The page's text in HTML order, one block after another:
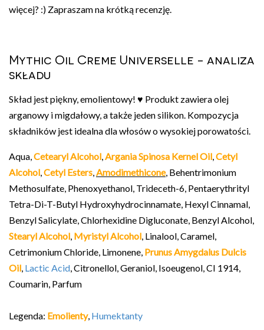
więcej? :) Zapraszam na krótką recenzję.
Mythic Oil Creme Universelle - analiza
składu
Skład jest piękny, emolientowy! ♥ Produkt zawiera olej
arganowy i migdałowy, a także jeden silikon. Kompozycja
składników jest idealna dla włosów o wysokiej porowatości.
Aqua,Cetearyl Alcohol,Argania Spinosa Kernel Oil,Cetyl
Alcohol,Cetyl Esters,Amodimethicone, Behentrimonium
Methosulfate, Phenoxyethanol, Trideceth-6, Pentaerythrityl
Tetra-Di-T-Butyl Hydroxyhydrocinnamate, Hexyl Cinnamal,
Benzyl Salicylate, Chlorhexidine Digluconate, Benzyl Alcohol,
Stearyl Alcohol, Myristyl Alcohol, Linalool, Caramel,
Cetrimonium Chloride, Limonene, Prunus Amygdalus Dulcis
Oil, Lactic Acid, Citronellol, Geraniol, Isoeugenol, CI 1914,
Coumarin, Parfum
Legenda: Emolienty, Humektanty